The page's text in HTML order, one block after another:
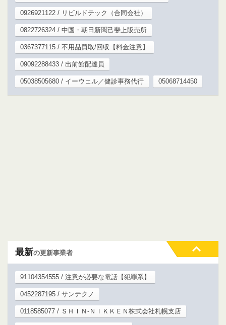
0926921122 / リビルドテック（合同会社）
0822726324 / 中国・朝日新聞己斐上販売所
0367377115 / 不用品買取/回収【料金注意】
09092288433 / 出前館配達員
05038505680 / イーウェル／健診事務代行 05068714450
最新の更新事業者
91104354555 / 注意が必要な電話【犯罪系】
0452287195 / サンテクノ
0118585077 / ＳＨＩＮ‐ＮＩＫＫＥＮ株式会社札幌支店